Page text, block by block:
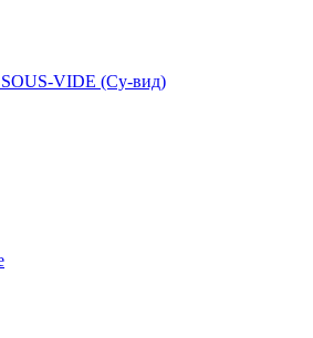
SOUS-VIDE (Су-вид)